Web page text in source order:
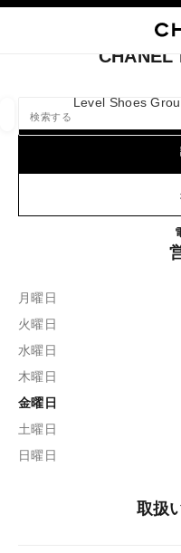
この検索バーの下に候
0 提案あり
ブティックカードを閉じる
CHANEL
Level Shoes
月曜日
火曜日
水曜日
木曜日
金曜日
土曜日
日曜日
取扱
以下に関するフィルタア